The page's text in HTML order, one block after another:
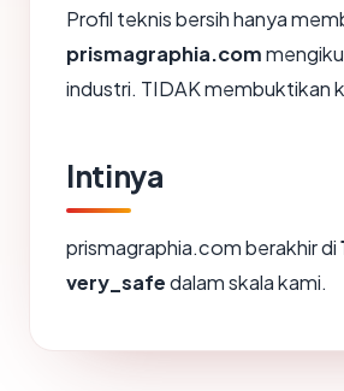
Profil teknis bersih hanya
prismagraphia.com
industri. TIDAK membuktikan
Intinya
prismagraphia.com berakhir di
very_safedalam skala kami.